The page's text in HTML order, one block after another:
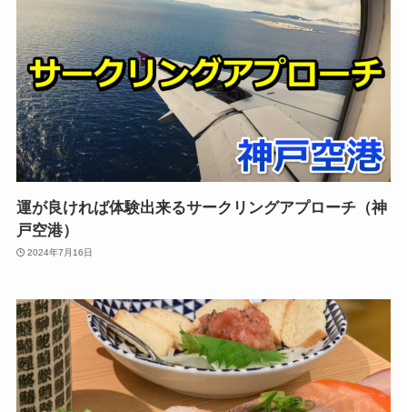
運が良ければ体験出来るサークリングアプローチ（神
戸空港）
2024年7月16日